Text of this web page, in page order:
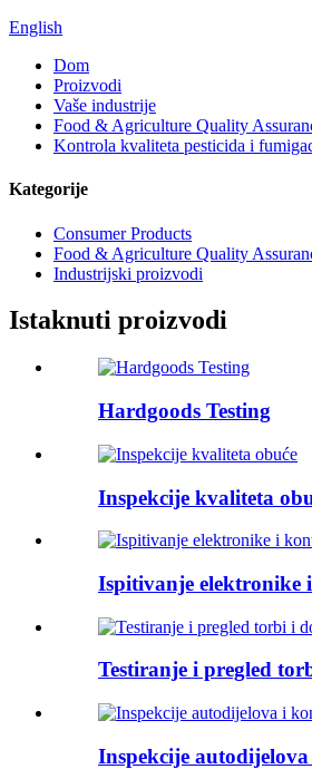
English
Dom
Proizvodi
Vaše industrije
Food & Agriculture Quality
Kontrola kvaliteta pesticida i
Kategorije
Consumer Products
Food & Agriculture Quality
Industrijski proizvodi
Istaknuti proizvodi
Hardgoods Testing
Inspekcije kvaliteta
Ispitivanje elektronike
Testiranje i pregled
Inspekcije